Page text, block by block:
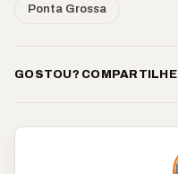
Ponta Grossa
GOSTOU? COMPARTILHE